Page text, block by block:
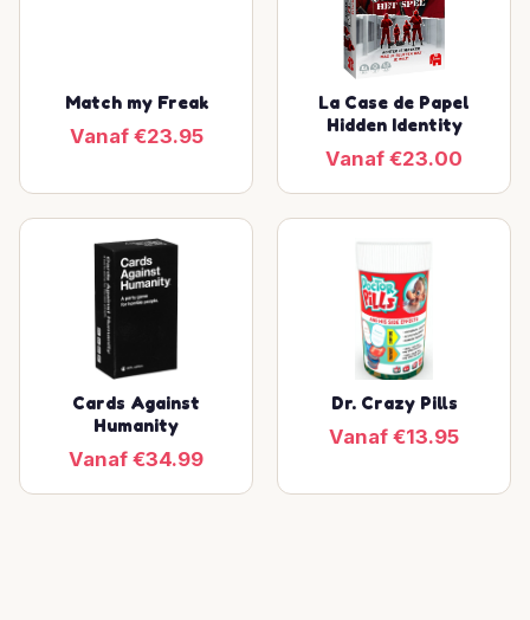
Match my Freak
Vanaf €23.95
La Case de Papel
Hidden Identity
Vanaf €23.00
Cards Against
Humanity
Vanaf €34.99
Dr. Crazy Pills
Vanaf €13.95